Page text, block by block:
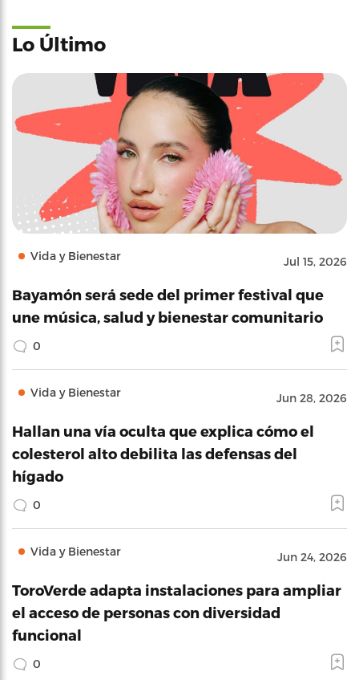
Lo Último
Vida y Bienestar Jul 15, 2026
Bayamón será sede del primer festival que
une música, salud y bienestar comunitario
0
Vida y Bienestar Jun 28, 2026
Hallan una vía oculta que explica cómo el
colesterol alto debilita las defensas del
hígado
0
Vida y Bienestar Jun 24, 2026
ToroVerde adapta instalaciones para ampliar
el acceso de personas con diversidad
funcional
0